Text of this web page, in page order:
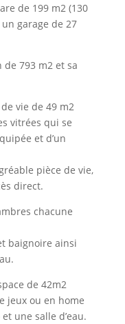
de 199 m2 (130
garage de 27
793 m2 et sa
vie de 49 m2
vitrées qui se
et d’un
pièce de vie,
direct.
chacune
baignoire ainsi
de 42m2
jeux ou en home
une salle d’eau.